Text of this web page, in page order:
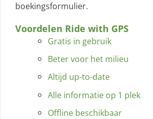
boekingsformulier.
Voordelen Ride with GPS
Gratis in gebruik
Beter voor het milieu
Altijd up-to-date
Alle informatie op 1 plek
Offline beschikbaar